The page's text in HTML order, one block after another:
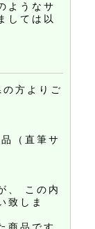
ようなサ
しては以
方よりご
（直筆サ
、 この内
致しま